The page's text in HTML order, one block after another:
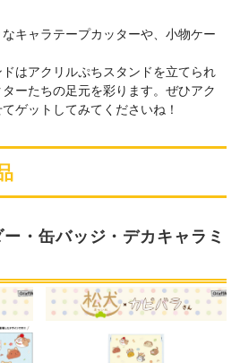
キャラテープカッターや、小物ケー
はアクリルぷちスタンドを立てられ
ーたちの足元を彩ります。ぜひアク
ゲットしてみてくださいね！
・缶バッジ・デカキャラミ